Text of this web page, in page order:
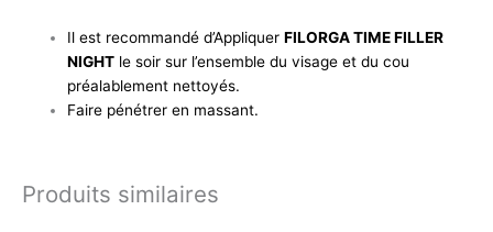
Il est recommandé d’AppliquerFILORGA TIME FILLER
NIGHT le soir sur l’ensemble du visage et du cou
préalablement nettoyés.
Faire pénétrer en massant.
Produits similaires